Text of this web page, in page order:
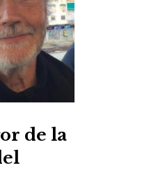
de la